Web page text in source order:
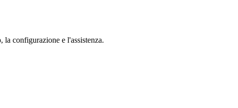
configurazione e l'assistenza.